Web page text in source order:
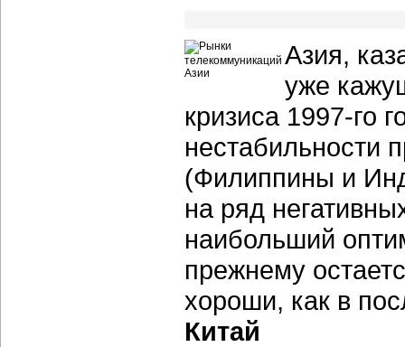
Азия,
уже
кризиса 1997-го
нестабильности
(Филиппины и
на ряд
наибольший
прежнему
хороши, как в
Китай